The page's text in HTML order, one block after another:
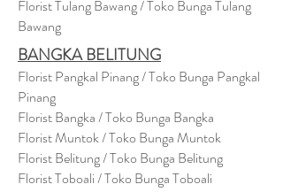
Florist Tulang Bawang / Toko Bunga Tulang
Bawang
BANGKA BELITUNG
Florist Pangkal Pinang / Toko Bunga Pangkal
Pinang
Florist Bangka / Toko Bunga Bangka
Florist Muntok / Toko Bunga Muntok
Florist Belitung / Toko Bunga Belitung
Florist Toboali / Toko Bunga Toboali